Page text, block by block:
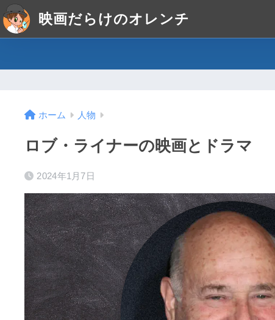
映画だらけのオレンチ
ホーム 人物
ロブ・ライナーの映画とドラマ
2024年1月7日